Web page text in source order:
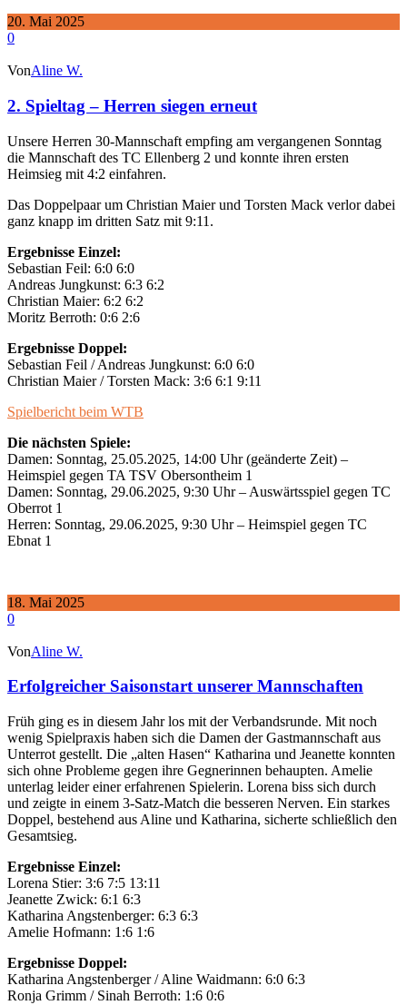
20. Mai 2025
0
VonAline W.
2. Spieltag – Herren siegen erneut
Unsere Herren 30-Mannschaft empfing am vergangenen Sonntag
die Mannschaft des TC Ellenberg 2 und konnte ihren ersten
Heimsieg mit 4:2 einfahren.
Das Doppelpaar um Christian Maier und Torsten Mack verlor dabei
ganz knapp im dritten Satz mit 9:11.
Ergebnisse Einzel:
Sebastian Feil: 6:0 6:0
Andreas Jungkunst: 6:3 6:2
Christian Maier: 6:2 6:2
Moritz Berroth: 0:6 2:6
Ergebnisse Doppel:
Sebastian Feil / Andreas Jungkunst: 6:0 6:0
Christian Maier / Torsten Mack: 3:6 6:1 9:11
Spielbericht beim WTB
Die nächsten Spiele:
Damen: Sonntag, 25.05.2025, 14:00 Uhr (geänderte Zeit) –
Heimspiel gegen TA TSV Obersontheim 1
Damen: Sonntag, 29.06.2025, 9:30 Uhr – Auswärtsspiel gegen TC
Oberrot 1
Herren: Sonntag, 29.06.2025, 9:30 Uhr – Heimspiel gegen TC
Ebnat 1
18. Mai 2025
0
VonAline W.
Erfolgreicher Saisonstart unserer Mannschaften
Früh ging es in diesem Jahr los mit der Verbandsrunde. Mit noch
wenig Spielpraxis haben sich die Damen der Gastmannschaft aus
Unterrot gestellt. Die „alten Hasen“ Katharina und Jeanette konnten
sich ohne Probleme gegen ihre Gegnerinnen behaupten. Amelie
unterlag leider einer erfahrenen Spielerin. Lorena biss sich durch
und zeigte in einem 3-Satz-Match die besseren Nerven. Ein starkes
Doppel, bestehend aus Aline und Katharina, sicherte schließlich den
Gesamtsieg.
Ergebnisse Einzel:
Lorena Stier: 3:6 7:5 13:11
Jeanette Zwick: 6:1 6:3
Katharina Angstenberger: 6:3 6:3
Amelie Hofmann: 1:6 1:6
Ergebnisse Doppel:
Katharina Angstenberger / Aline Waidmann: 6:0 6:3
Ronja Grimm / Sinah Berroth: 1:6 0:6